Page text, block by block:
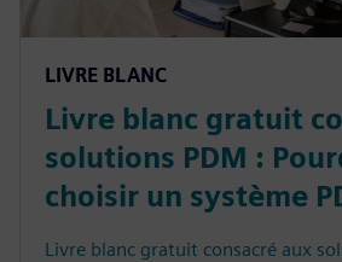
LIVRE BLANC
Livre blanc gratuit
solutions PDM :
choisir un système
Livre blanc gratuit consacré aux